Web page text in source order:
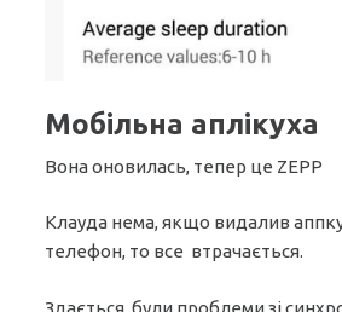
Мобільна аплікуха
Вона оновилась, тепер це ZEPP
Клауда нема, якщо видалив аппку
телефон, то все втрачається.
Здається, були проблеми зі